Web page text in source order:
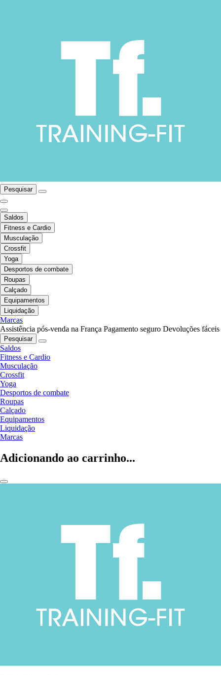
Pesquisar
Saldos
Fitness e Cardio
Musculação
Crossfit
Yoga
Desportos de combate
Roupas
Calçado
Equipamentos
Liquidação
Marcas
Assistência pós-venda na França Pagamento seguro Devoluções fáceis
Pesquisar
Saldos
Fitness e Cardio
Musculação
Crossfit
Yoga
Desportos de combate
Roupas
Calçado
Equipamentos
Liquidação
Marcas
Adicionando ao carrinho...